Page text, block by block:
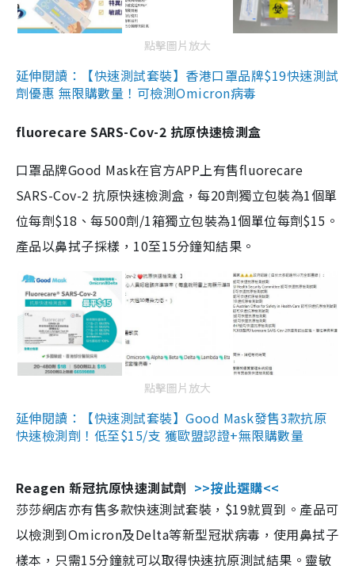
點擊圖片放大
延伸閱讀：【快速測試套裝】香港口罩品牌$19快速測試
劑優惠 無限購數量！可檢測Omicron病毒
fluorecare SARS-Cov-2 抗原快速檢測盒
口罩品牌Good Mask在官方APP上有售fluorecare
SARS-Cov-2 抗原快速檢測盒，每20劑獨立包裝為1個單
位每劑$18、每500劑/1箱獨立包裝為1個單位每劑$15。
產品以鼻拭子採樣，10至15分鐘知結果。
點擊圖片放大
延伸閱讀：【快速測試套裝】Good Mask發售3款抗原
快速檢測劑！低至$15/支 獲歐盟認證+無限購數量
Reagen 新冠抗原快速測試劑 >>按此選購<<
莎莎網店亦有售多款快速測試套裝，$19就買到。產品可
以檢測到Omicron及Delta等新型冠狀病毒，使用鼻拭子
樣本，只需15分鐘就可以取得快速抗原測試結果。靈敏